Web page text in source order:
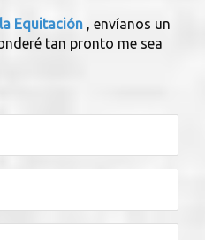
Equitación , envíanos un
tan pronto me sea